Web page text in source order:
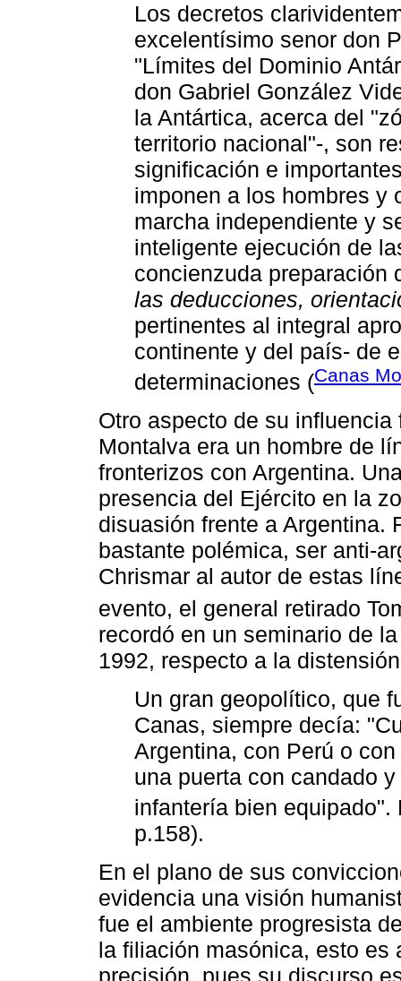
Los decretos
excelentísimo senor don
"Límites del Dominio
don Gabriel González
la Antártica, acerca del
territorio nacional"-, son
significación e
imponen a los hombres y
marcha independiente y
inteligente ejecución de
concienzuda preparación
las deducciones,
pertinentes al integral
continente y del país- de
determinaciones (Canas
Otro aspecto de su
Montalva era un hombre de
fronterizos con Argentina.
presencia del Ejército en la
disuasión frente a Argentina.
bastante polémica, ser anti-
Chrismar al autor de estas
evento, el general retirado
recordó en un seminario de
1992, respecto a la
Un gran geopolítico, que
Canas, siempre decía:
Argentina, con Perú o
una puerta con candado
infantería bien
p.158).
En el plano de sus
evidencia una visión
fue el ambiente progresista
la filiación masónica, esto es
precisión, pues su discurso